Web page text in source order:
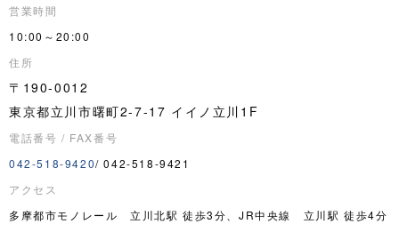
営業時間
10:00～20:00
住所
〒190-0012
東京都立川市曙町2-7-17 イイノ立川1F
電話番号 / FAX番号
042-518-9420/ 042-518-9421
アクセス
多摩都市モノレール 立川北駅 徒歩3分、JR中央線 立川駅 徒歩4分